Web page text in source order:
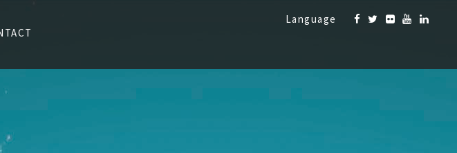
Language